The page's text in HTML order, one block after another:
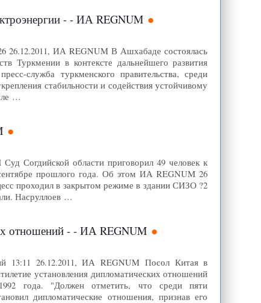
- - ИА REGNUM
26.12.2011, ИА REGNUM В Ашхабаде состоялась
Туркмении в контексте дальнейшего развития
служба туркменского правительства, среди
стабильности и содействия устойчивому
…
Согдийской области приговорил 49 человек к
прошлого года. Об этом ИА REGNUM 26
проходил в закрытом режиме в здании СИЗО ?2
Насруллоев …
отношений - - ИА REGNUM
13:11 26.12.2011, ИА REGNUM Посол Китая в
установления дипломатических отношений
года. "Должен отметить, что среди пяти
дипломатические отношения, признав его